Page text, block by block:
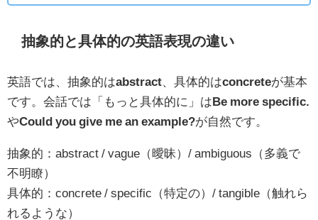
抽象的と具体的の英語表現の違い
英語では、抽象的はabstract 、具体的はconcreteが基本
です。会話では「もっと具体的に」はBe more specific.
やCould you give me an example?が自然です。
抽象的：abstract / vague（曖昧）/ ambiguous（多義で
不明瞭）
具体的：concrete / specific（特定の）/ tangible（触れら
れるような）